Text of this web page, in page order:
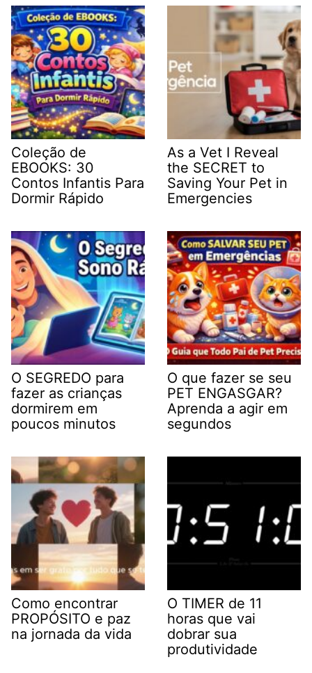
Coleção de
EBOOKS: 30
Contos Infantis Para
Dormir Rápido
As a Vet I Reveal
the SECRET to
Saving Your Pet in
Emergencies
O SEGREDO para
fazer as crianças
dormirem em
poucos minutos
O que fazer se seu
PET ENGASGAR?
Aprenda a agir em
segundos
Como encontrar
PROPÓSITO e paz
na jornada da vida
O TIMER de 11
horas que vai
dobrar sua
produtividade